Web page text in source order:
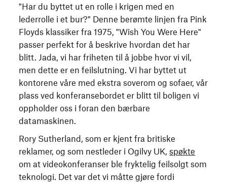
"Har du byttet ut en rolle i krigen med en
lederrolle i et bur?" Denne berømte linjen fra Pink
Floyds klassiker fra 1975, "Wish You Were Here"
passer perfekt for å beskrive hvordan det har
blitt. Jada, vi har friheten til å jobbe hvor vi vil,
men dette er en feilslutning. Vi har byttet ut
kontorene våre med ekstra soverom og sofaer, vår
plass ved konferansebordet er blitt til boligen vi
oppholder oss i foran den bærbare
datamaskinen.
Rory Sutherland, som er kjent fra britiske
reklamer, og som nestleder i Ogilvy UK,spøkte
om at videokonferanser ble fryktelig feilsolgt som
teknologi. Det var det vi måtte gjøre fordi